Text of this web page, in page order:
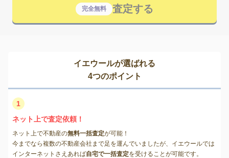
完全無料 査定する
イエウールが選ばれる
4つのポイント
1
ネット上で査定依頼！
ネット上で不動産の無料一括査定が可能！
今までなら複数の不動産会社まで足を運んでいましたが、イエウールでは
インターネットさえあれば自宅で一括査定を受けることが可能です。